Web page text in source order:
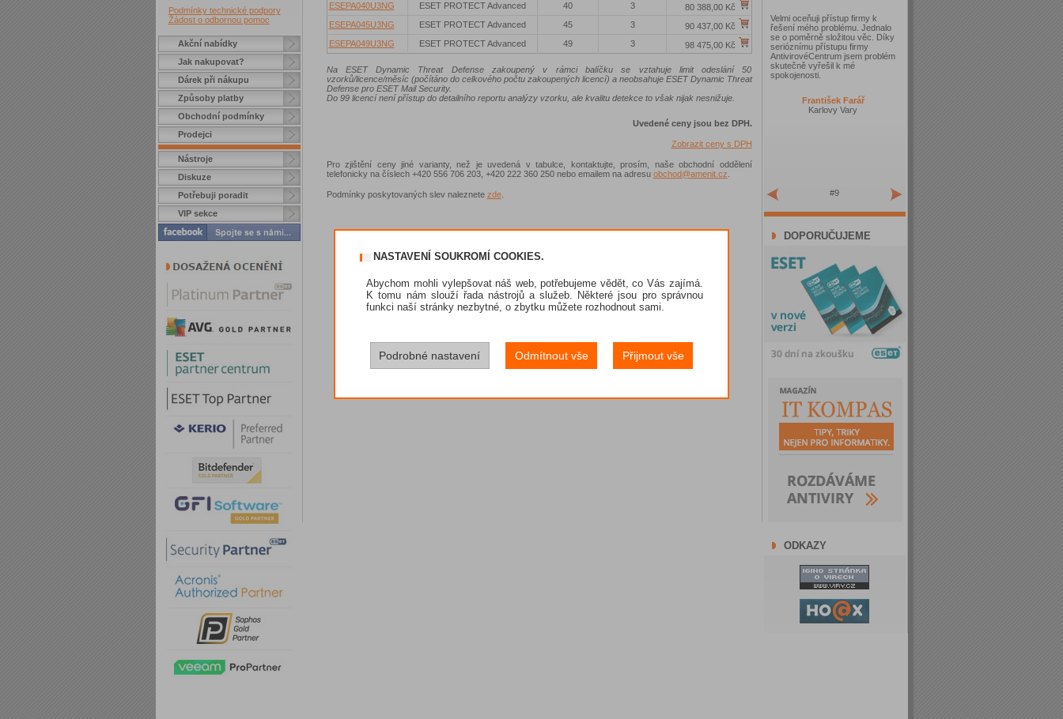
Podmínky technické podpory
Žádost o odbornou pomoc
Akční nabídky
Jak nakupovat?
Dárek při nákupu
Způsoby platby
Obchodní podmínky
Prodejci
Nástroje
Diskuze
Potřebuji poradit
VIP sekce
ESEPA040U3NG
ESET PROTECT Advanced 40 3
80 388,00 Kč
ESEPA045U3NG
ESET PROTECT Advanced 45 3
90 437,00 Kč
ESEPA049U3NG
ESET PROTECT Advanced 49 3 98 475,00 Kč
Na ESET Dynamic Threat Defense zakoupený v rámci balíčku se vztahuje limit odeslání 50
vzorků/licence/měsíc (počítáno do celkového počtu zakoupených licencí) a neobsahuje ESET Dynamic Threat
Defense pro ESET Mail Security.
Do 99 licencí není přístup do detailního reportu analýzy vzorku, ale kvalitu detekce to však nijak nesnižuje.
Uvedené ceny jsou bez DPH.
Zobrazit ceny s DPH
Pro zjištění ceny jiné varianty, než je uvedená v tabulce, kontaktujte, prosím, naše obchodní oddělení
telefonicky na číslech +420 556 706 203, +420 222 360 250 nebo emailem na adresu obchod@amenit.cz
Podmínky poskytovaných slev naleznete zde.
Velmi oceňuji přístup firmy k
řešení mého problému. Jednalo
se o poměrně složitou věc. Díky
serióznímu přístupu firmy
AntivirovéCentrum jsem problém
skutečně vyřešil k mé
spokojenosti.
František Farář
Karlovy Vary
#9
DOPORUČUJEME
ODKAZY
NASTAVENÍ SOUKROMÍ COOKIES.
Abychom mohli vylepšovat náš web, potřebujeme vědět, co Vás zajímá.
K tomu nám slouží řada nástrojů a služeb. Některé jsou pro správnou
funkci naší stránky nezbytné, o zbytku můžete rozhodnout sami.
Podrobné nastavení Odmítnout vše Přijmout vše